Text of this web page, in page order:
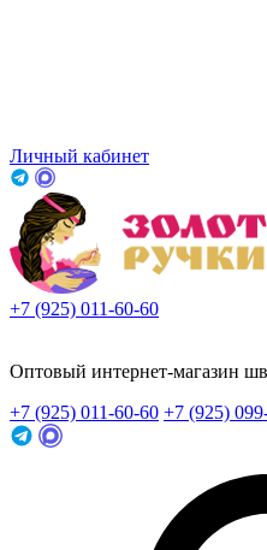
Личный кабинет
+7 (925) 011-60-60
Оптовый интернет-магазин
+7 (925) 011-60-60 +7 (925)